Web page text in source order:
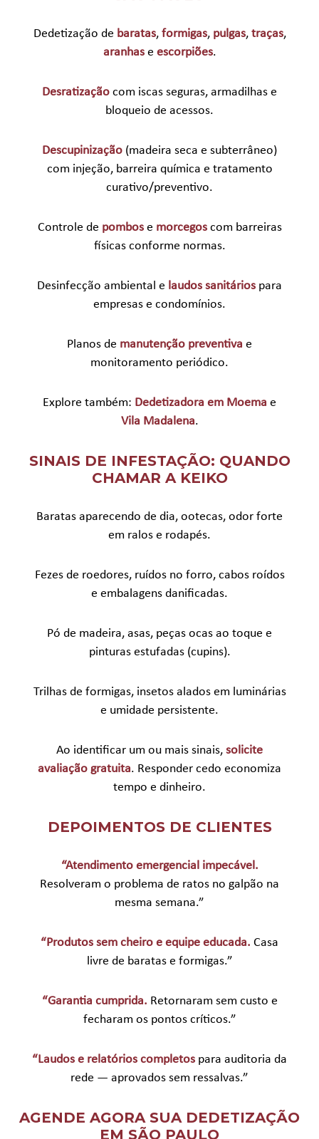
Dedetização de baratas, formigas, pulgas, traças,
aranhase escorpiões.
Desratização com iscas seguras, armadilhas e
bloqueio de acessos.
Descupinização (madeira seca e subterrâneo)
com injeção, barreira química e tratamento
curativo/preventivo.
Controle de pombose morcegoscom barreiras
físicas conforme normas.
Desinfecção ambiental e laudos sanitários para
empresas e condomínios.
Planos de manutenção preventiva e
monitoramento periódico.
Explore também: Dedetizadora em Moema e
Vila Madalena.
SINAIS DE INFESTAÇÃO: QUANDO
CHAMAR A KEIKO
Baratas aparecendo de dia, ootecas, odor forte
em ralos e rodapés.
Fezes de roedores, ruídos no forro, cabos roídos
e embalagens danificadas.
Pó de madeira, asas, peças ocas ao toque e
pinturas estufadas (cupins).
Trilhas de formigas, insetos alados em luminárias
e umidade persistente.
Ao identificar um ou mais sinais, solicite
avaliação gratuita. Responder cedo economiza
tempo e dinheiro.
DEPOIMENTOS DE CLIENTES
“Atendimento emergencial impecável.
Resolveram o problema de ratos no galpão na
mesma semana.”
“Produtos sem cheiro e equipe educada. Casa
livre de baratas e formigas.”
“Garantia cumprida. Retornaram sem custo e
fecharam os pontos críticos.”
“Laudos e relatórios completos para auditoria da
rede — aprovados sem ressalvas.”
AGENDE AGORA SUA DEDETIZAÇÃO
EM SÃO PAULO